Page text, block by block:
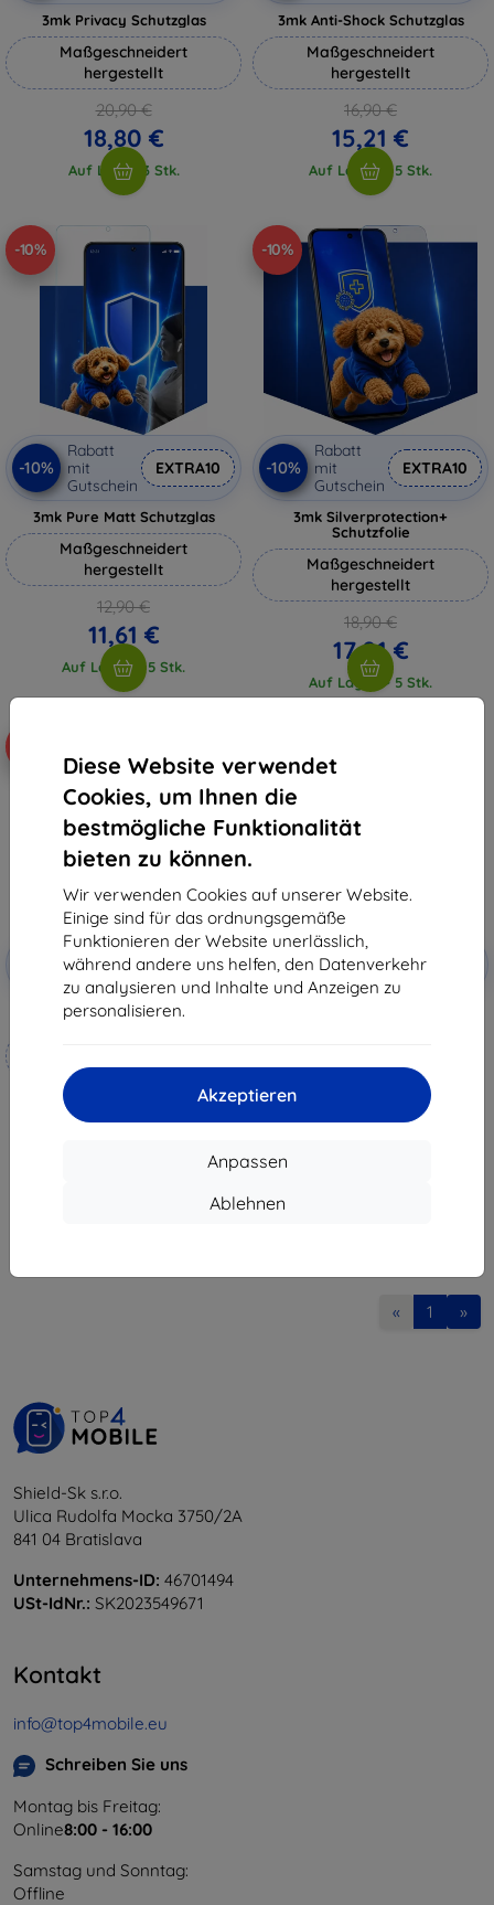
Diese Website verwendet
Cookies, um Ihnen die
bestmögliche Funktionalität
bieten zu können.
Wir verwenden Cookies auf unserer Website.
Einige sind für das ordnungsgemäße
Funktionieren der Website unerlässlich,
während andere uns helfen, den Datenverkehr
zu analysieren und Inhalte und Anzeigen zu
personalisieren.
Akzeptieren
Anpassen
Ablehnen
3mk Privacy Schutzglas
Maßgeschneidert
hergestellt
20,90 €
18,80 €
Auf Lager 3 Stk.
3mk Anti-Shock Schutzglas
Maßgeschneidert
hergestellt
16,90 €
15,21 €
Auf Lager > 5 Stk.
-10%
-10%
Rabatt
mit
Gutschein
EXTRA10
3mk Pure Matt Schutzglas
Maßgeschneidert
hergestellt
12,90 €
11,61 €
Auf Lager > 5 Stk.
-10%
-10%
Rabatt
mit
Gutschein
EXTRA10
3mk Silverprotection+
Schutzfolie
Maßgeschneidert
hergestellt
18,90 €
17,01 €
Auf Lager > 5 Stk.
Rabatt
mit
Gutschein
EXTRA10
3mk Hammer Schutzfolie
hergestellt
17,91 €
-10%
Rabatt
mit
Gutschein
EXTRA10
« 1 »
Shield-Sk s.r.o.
Ulica Rudolfa Mocka 3750/2A
841 04 Bratislava
Unternehmens-ID: 46701494
USt-IdNr.: SK2023549671
Kontakt
info@top4mobile.eu
Schreiben Sie uns
Montag bis Freitag:
Online8:00 - 16:00
Samstag und Sonntag:
Offline